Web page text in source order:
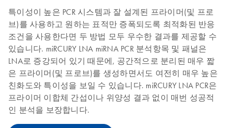
특이성이 높은 PCR 시스템과 잘 설계된 프라이머(및 프로
브)를 사용하고 원하는 표적만 증폭되도록 최적화된 반응
조건을 사용한다면 두 방법 모두 우수한 결과를 제공할 수
있습니다. miRCURY LNA miRNA PCR 분석항목 및 패널은
LNA로 증강되어 있기 때문에, 공간적으로 분리된 매우 짧
은 프라이머(및 프로브)를 생성하면서도 여전히 매우 높은
친화도와 특이성을 보일 수 있습니다. miRCURY LNA PCR은
프라이머 이합체 간섭이나 위양성 결과 없이 매번 성공적
인 분석을 보장합니다.